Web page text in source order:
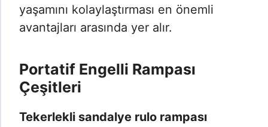
yaşamını kolaylaştırması en önemli
avantajları arasında yer alır.
Portatif Engelli Rampası
Çeşitleri
Tekerlekli sandalye rulo rampası